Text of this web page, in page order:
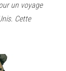
un voyage
Cette